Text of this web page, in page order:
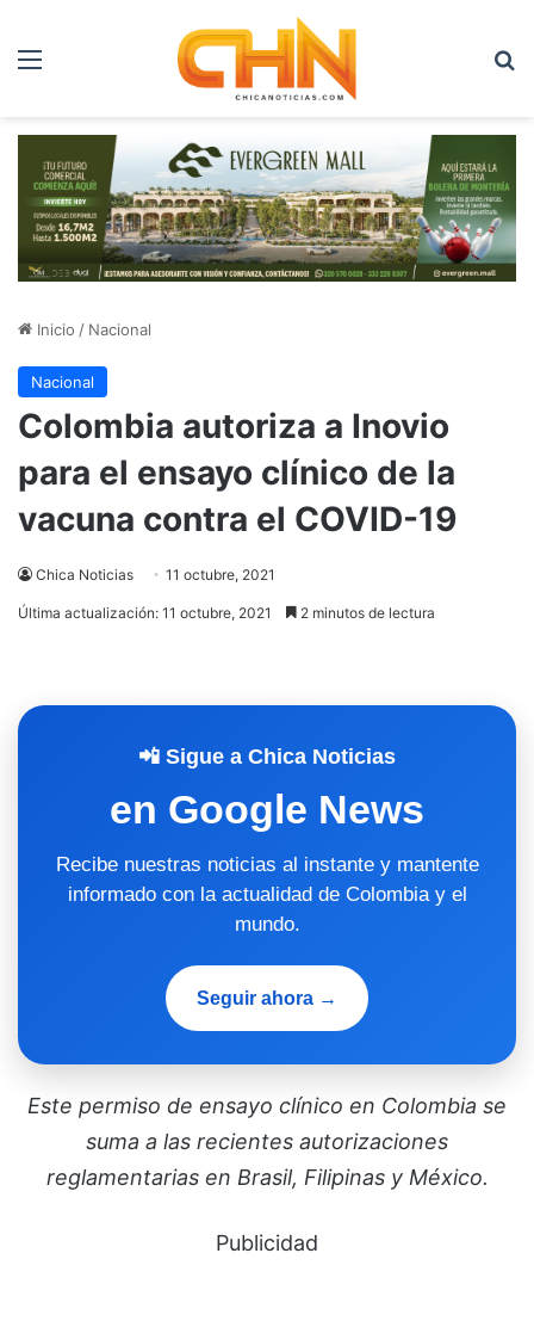
Menú
Inicio / Nacional
Nacional
Colombia autoriza a Inovio
para el ensayo clínico de la
vacuna contra el COVID-19
Chica Noticias 11 octubre, 2021
Última actualización: 11 octubre, 2021 2 minutos de lectura
📲 Sigue a Chica Noticias
en Google News
Recibe nuestras noticias al instante y mantente
informado con la actualidad de Colombia y el
mundo.
Seguir ahora →
Este permiso de ensayo clínico en Colombia se
suma a las recientes autorizaciones
reglamentarias en Brasil, Filipinas y México.
Publicidad